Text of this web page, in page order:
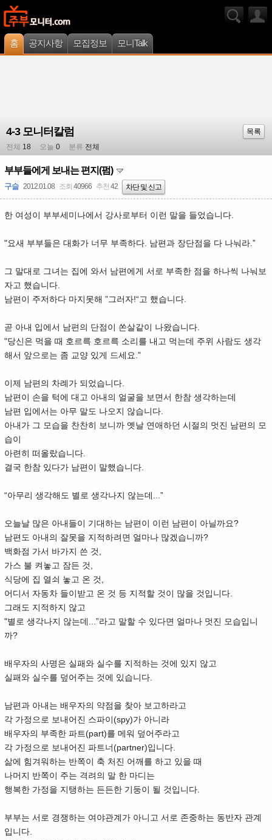
홈 공지사항 모집정보 모니Talk
4-3 모니터칼럼
목록
전체 18 오늘 0 분류 전체
부부들에게 보내는 편지(펌)
구슬 2012.01.08 조회 40966 추천 42 차단 및 신고
한 여성이 부부세미나에서 강사로부터 이런 말을 들었습니다.
"요새 부부들은 대화가 너무 부족하다. 남편과 장단점을 다 나눠라.”
그 말대로 그녀는 집에 와서 남편에게 서로 부족한 점을 하나씩 나눠보
자고 했습니다.
남편이 주저하다 마지못해 ”그러자!“고 했습니다.
곧 아내 입에서 남편의 단점이 쏜살같이 나왔습니다.
"당신은 먹을 때 호르륵 호르륵 소리를 내고 먹는데 주위 사람도 생각
해서 앞으로는 좀 교양 있게 드세요.”
이제 남편의 차례가 되었습니다.
남편이 손을 턱에 대고 아내의 얼굴을 보면서 한참 생각하는데
남편 입에서는 아무 말도 나오지 않습니다.
아내가 그 모습을 찬찬히 보니까 옛날 연애하던 시절의 멋진 남편의 모
습이
아련히 떠올랐습니다.
결국 한참 있다가 남편이 말했습니다.
“아무리 생각해도 별로 생각나지 않는데...”
오늘날 많은 아내들이 기대하는 남편이 이런 남편이 아닐까요?
남편도 아내의 잘못을 지적하려면 얼마나 많겠습니까?
백화점 가서 바가지 쓴 것,
가스 불 켜놓고 잠든 것,
식당에 집 열쇠 놓고 온 것,
어디서 자동차 들이받고 온 것 등 지적할 것이 많을 것입니다.
그래도 지적하지 않고
"별로 생각나지 않는데...”라고 말할 수 있다면 얼마나 멋진 모습입니
까?
배우자의 사명은 실패와 실수를 지적하는 것에 있지 않고
실패와 실수를 덮어주는 것에 있습니다.
남편과 아내는 배우자의 약점을 찾아 보고하라고
각 가정으로 보내어진 스파이(spy)가 아니라
배우자의 부족한 파트(part)를 메워 덮어주라고
각 가정으로 보내어진 파트너(partner)입니다.
삶에 힘겨워하는 반쪽이 축 처진 어깨를 하고 있을 때
나머지 반쪽이 주는 격려의 말 한 마디는
행복한 가정을 지탱하는 든든한 기둥이 될 것입니다.
부부는 서로 경쟁하는 여야관계가 아니고 서로 존중하는 동반자 관계
입니다.